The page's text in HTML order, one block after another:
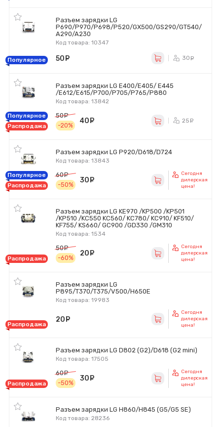
Разъем зарядки LG
P690/P970/P698/P520/GX500/GS290/GT540/
A290/A230
Код товара: 10347
Популярное 50 30
Разъем зарядки LG E400/E405/ E445
/E612/E615/P700/P705/P765/P880
Код товара: 13842
Популярное
Распродажа
50
руб.
-20%
40 25
Разъем зарядки LG P920/D618/D724
Код товара: 13843
Популярное
Распродажа
60
руб.
-50%
30
Сегодня
дилерская
цена!
Разъем зарядки LG KE970 /KP500 /KP501
/KP510 /KC550 KC560/ KC780/ KC910/ KF510/
KF755/ KS660/ GC900 /GD330 /GM310
Код товара: 1534
Распродажа
50
руб.
-60%
20
Сегодня
дилерская
цена!
Разъем зарядки LG
P895/T370/T375/V500/H650E
Код товара: 19983
Распродажа
20
Сегодня
дилерская
цена!
Разъем зарядки LG D802 (G2)/D618 (G2 mini)
Код товара: 17505
Распродажа
60
руб.
-50%
30
Сегодня
дилерская
цена!
Разъем зарядки LG H860/H845 (G5/G5 SE)
Код товара: 28236